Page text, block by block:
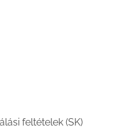
feltételek (SK)